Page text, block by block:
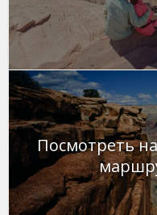
Посмотреть